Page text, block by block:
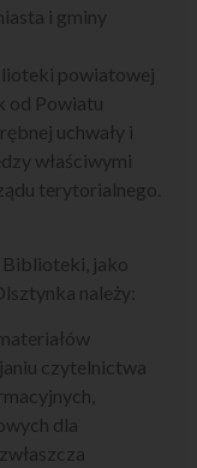
i gminy
powiatowej
od Powiatu
uchwały i
właściwymi
terytorialnego.
Biblioteki, jako
należy:
czytelnictwa
dla